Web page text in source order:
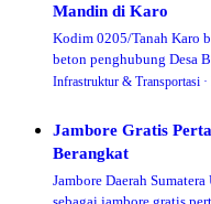
Mandin di Karo
Kodim 0205/Tanah Karo
beton penghubung Desa
Mardingding,
Infrastruktur & Transportasi ·
Jambore Gratis
Berangkat
Jambore Daerah